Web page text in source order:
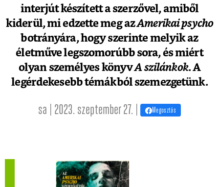
interjút készített a szerzővel, amiből
kiderül, mi edzette meg azAmerikai psycho
botrányára, hogy szerinte melyik az
életműve legszomorúbb sora, és miért
olyan személyes könyvA szilánkok. A
legérdekesebb témákból szemezgetünk.
sa | 2023. szeptember 27. | Megosztás